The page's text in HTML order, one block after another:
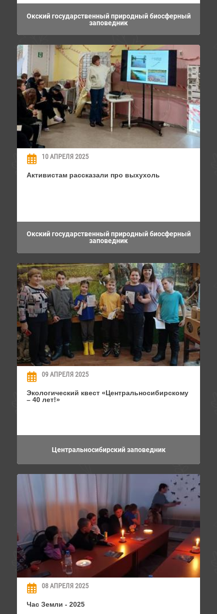
Окский государственный природный биосферный
заповедник
10 АПРЕЛЯ 2025
Активистам рассказали про выхухоль
Окский государственный природный биосферный
заповедник
09 АПРЕЛЯ 2025
Экологический квест «Центральносибирскому
– 40 лет!»
Центральносибирский заповедник
08 АПРЕЛЯ 2025
Час Земли - 2025